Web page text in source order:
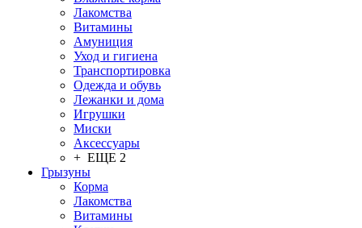
Лакомства
Витамины
Амуниция
Уход и гигиена
Транспортировка
Одежда и обувь
Лежанки и дома
Игрушки
Миски
Аксессуары
+ ЕЩЕ 2
Грызуны
Корма
Лакомства
Витамины